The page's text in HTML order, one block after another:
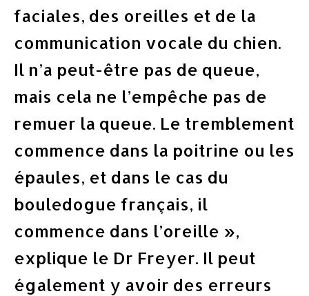
faciales, des oreilles et de la
communication vocale du chien.
Il n’a peut-être pas de queue,
mais cela ne l’empêche pas de
remuer la queue. Le tremblement
commence dans la poitrine ou les
épaules, et dans le cas du
bouledogue français, il
commence dans l’oreille »,
explique le Dr Freyer. Il peut
également y avoir des erreurs